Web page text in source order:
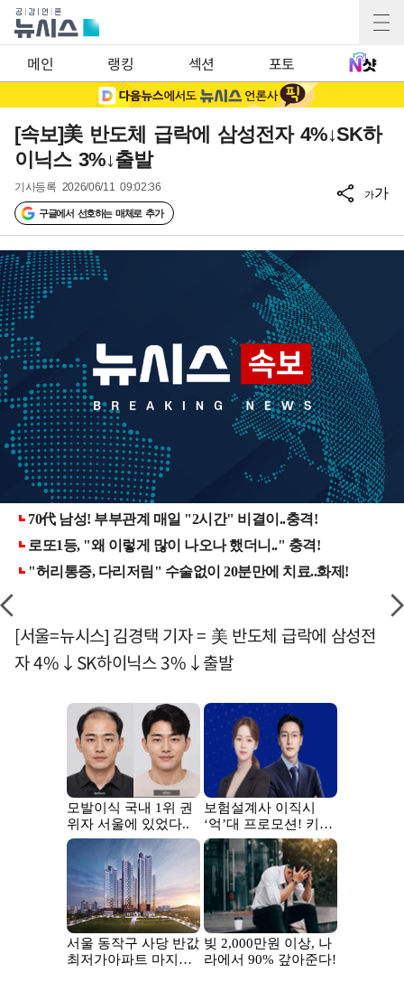
메인 랭킹 섹션 포토
[속보]美 반도체 급락에 삼성전자 4%↓SK하
이닉스 3%↓출발
기사등록 2026/06/11 09:02:36
구글에서 선호하는 매체로 추가
가가
[서울=뉴시스] 김경택 기자 = 美 반도체 급락에 삼성전
자 4%↓SK하이닉스 3%↓출발